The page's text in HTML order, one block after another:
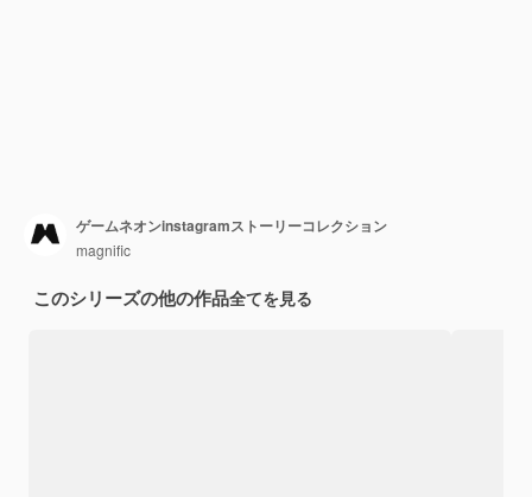
ゲームネオンinstagramストーリーコレクション
magnific
このシリーズの他の作品全てを見る